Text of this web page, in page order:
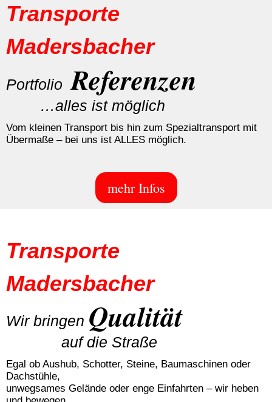
Transporte
Madersbacher
PortfolioReferenzen
…alles ist möglich
Vom kleinen Transport bis hin zum Spezialtransport mit
Übermaße – bei uns ist ALLES möglich.
mehr Infos
Transporte
Madersbacher
Wir bringen Qualität
auf die Straße
Egal ob Aushub, Schotter, Steine, Baumaschinen oder
Dachstühle,
unwegsames Gelände oder enge Einfahrten – wir heben